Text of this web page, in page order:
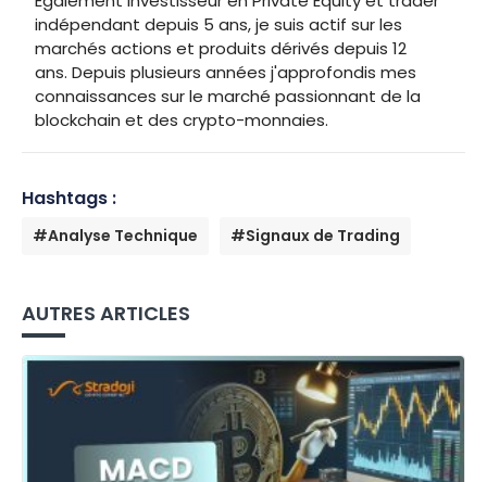
indépendant depuis 5 ans, je suis actif sur les
marchés actions et produits dérivés depuis 12
ans. Depuis plusieurs années j'approfondis mes
connaissances sur le marché passionnant de la
blockchain et des crypto-monnaies.
Hashtags :
#Analyse Technique #Signaux de Trading
AUTRES ARTICLES